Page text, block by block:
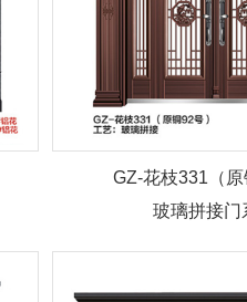
GZ-花枝331（原
玻璃拼接门